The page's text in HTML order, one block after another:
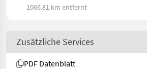
1066.81 km entfernt
Zusätzliche Services
PDF Datenblatt